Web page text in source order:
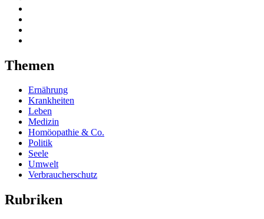
Themen
Ernährung
Krankheiten
Leben
Medizin
Homöopathie & Co.
Politik
Seele
Umwelt
Verbraucherschutz
Rubriken